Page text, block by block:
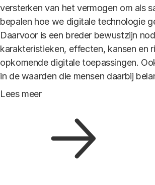
versterken van het vermogen om als
bepalen hoe we digitale technologie
Daarvoor is een breder bewustzijn
karakteristieken, effecten, kansen en
opkomende digitale toepassingen.
in de waarden die mensen daarbij
Lees meer